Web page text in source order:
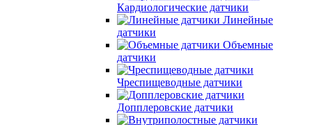
Кардиологические датчики
Линейные
датчики
Объемные
датчики
Чреспищеводные датчики
Допплеровские датчики